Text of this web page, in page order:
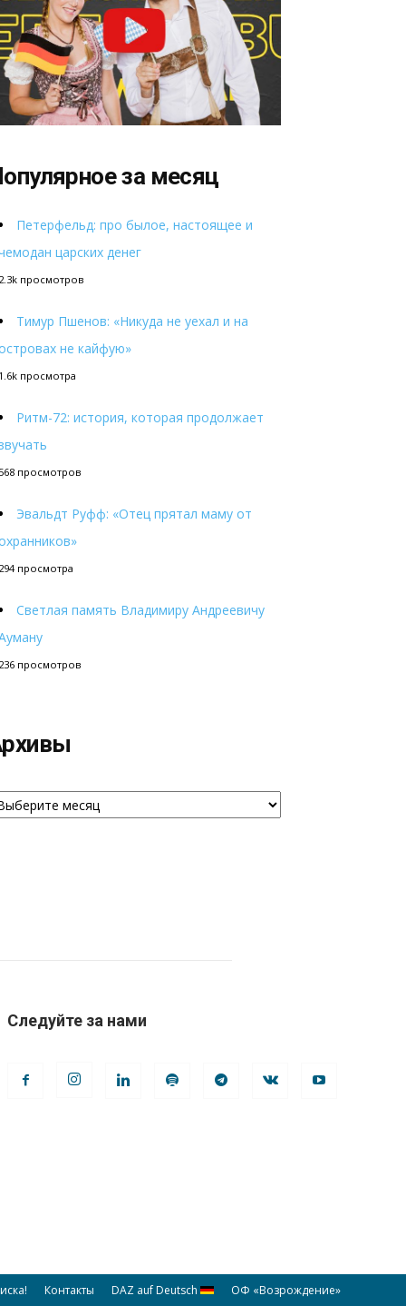
за месяц
Петерфельд: про былое, настоящее и
царских денег
просмотров
Тимур Пшенов: «Никуда не уехал и на
не кайфую»
просмотра
Ритм-72: история, которая продолжает
просмотров
Эвальдт Руфф: «Отец прятал маму от
просмотра
Светлая память Владимиру Андреевичу
просмотров
Следуйте за нами
Контакты DAZ auf Deutsch ОФ «Возрождение»